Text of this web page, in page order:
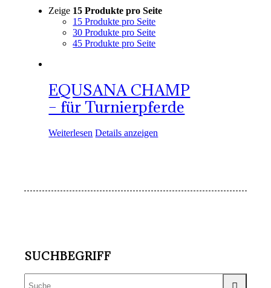
Zeige 15 Produkte pro Seite
15 Produkte pro Seite
30 Produkte pro Seite
45 Produkte pro Seite
EQUSANA CHAMP
– für Turnierpferde
Weiterlesen Details anzeigen
SUCHBEGRIFF